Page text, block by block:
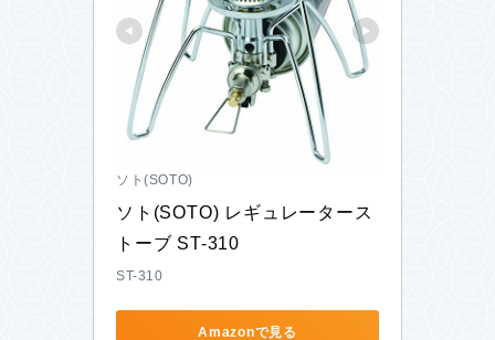
ソト(SOTO)
ソト(SOTO) レギュレータース
トーブ ST-310
ST-310
Amazonで見る